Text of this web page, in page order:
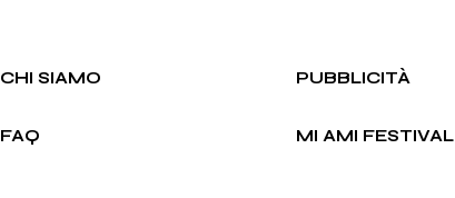
CHI SIAMO PUBBLICITÀ
FAQ MI AMI FESTIVAL